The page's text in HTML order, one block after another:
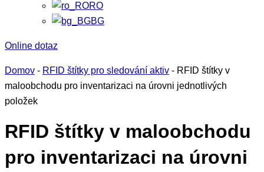
RO
BG
Online dotaz
Domov - RFID štítky pro sledování aktiv - RFID štítky v
maloobchodu pro inventarizaci na úrovni jednotlivých
položek
RFID štítky v maloobchodu
pro inventarizaci na úrovni